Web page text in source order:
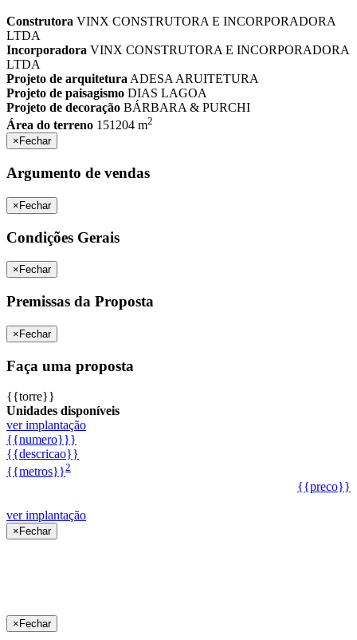
Construtora VINX CONSTRUTORA E INCORPORADORA
LTDA
Incorporadora VINX CONSTRUTORA E INCORPORADORA
LTDA
Projeto de arquitetura ADESA ARUITETURA
Projeto de paisagismo DIAS LAGOA
Projeto de decoração BÁRBARA & PURCHI
Área do terreno 151204 m2
× Fechar
Argumento de vendas
× Fechar
Condições Gerais
× Fechar
Premissas da Proposta
× Fechar
Faça uma proposta
{{torre}}
Unidades disponíveis
ver implantação
{{numero}}}
{{descricao}}
{{metros}}2
{{preco}}
ver implantação
×Fechar
× Fechar